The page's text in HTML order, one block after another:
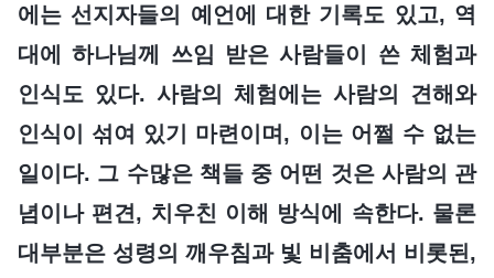
에는 선지자들의 예언에 대한 기록도 있고, 역
대에 하나님께 쓰임 받은 사람들이 쓴 체험과
인식도 있다. 사람의 체험에는 사람의 견해와
인식이 섞여 있기 마련이며, 이는 어쩔 수 없는
일이다. 그 수많은 책들 중 어떤 것은 사람의 관
념이나 편견, 치우친 이해 방식에 속한다. 물론
대부분은 성령의 깨우침과 빛 비춤에서 비롯된,